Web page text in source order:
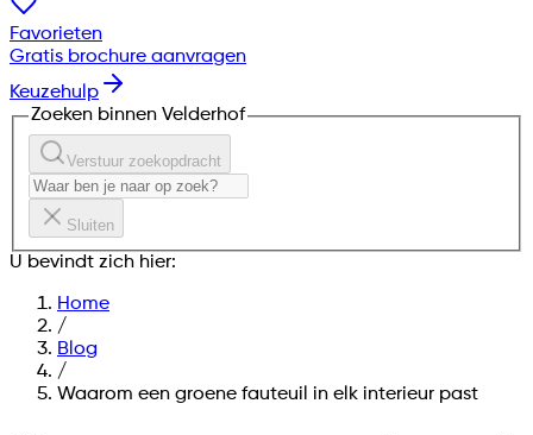
Favorieten
Gratis brochure aanvragen
Keuzehulp
Zoeken binnen Velderhof
Verstuur zoekopdracht
Sluiten
U bevindt zich hier:
Home
/
Blog
/
Waarom een groene fauteuil in elk interieur past